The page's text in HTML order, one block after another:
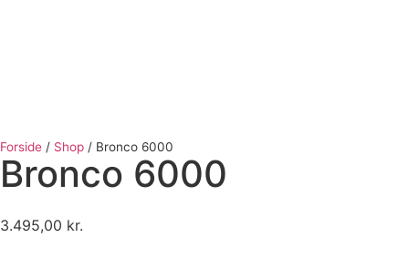
Forside / Shop / Bronco 6000
Bronco 6000
3.495,00 kr.